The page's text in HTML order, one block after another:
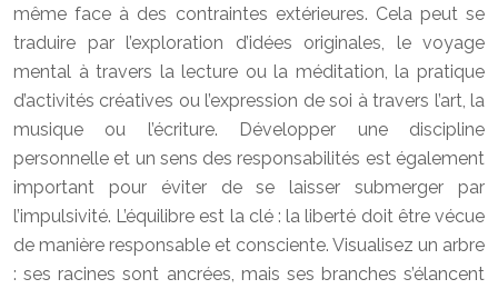
même face à des contraintes extérieures. Cela peut se
traduire par l’exploration d’idées originales, le voyage
mental à travers la lecture ou la méditation, la pratique
d’activités créatives ou l’expression de soi à travers l’art, la
musique ou l’écriture. Développer une discipline
personnelle et un sens des responsabilités est également
important pour éviter de se laisser submerger par
l’impulsivité. L’équilibre est la clé : la liberté doit être vécue
de manière responsable et consciente. Visualisez un arbre
: ses racines sont ancrées, mais ses branches s’élancent